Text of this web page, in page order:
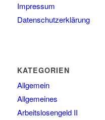
Impressum
Datenschutzerklärung
KATEGORIEN
Allgemein
Allgemeines
Arbeitslosengeld II